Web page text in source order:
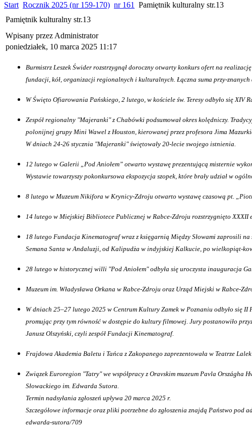
Start Rocznik 2025 (nr 159-170) nr 161
Pamiętnik kulturalny str.13
Pamiętnik kulturalny str.13
Wpisany przez Administrator
poniedziałek, 10 marca 2025 11:17
Burmistrz Leszek Świder rozstrzygnął doroczny otwarty konkurs ofert na
fundacji, kół, organizacji regionalnych i kulturalnych. Łączna suma przy-znanych
W Święto Ofiarowania Pańskiego, 2 lutego, w kościele św. Teresy odbyło się XIV
Zespół regionalny "Majeranki" z Chabówki podsumował okres kolędniczy.
polonijnej grupy Mini Wawel z Houston, kierowanej przez profesora Jima
W dniach 24-26 stycznia "Majeranki" świętowały 20-lecie swojego istnienia.
12 lutego w Galerii „Pod Aniołem” otwarto wystawę prezentującą misternie
Wystawie towarzyszy pokonkursowa ekspozycja szopek, które brały udział w
8 lutego w Muzeum Nikifora w Krynicy-Zdroju otwarto wystawę czasową pt.
14 lutego w Miejskiej Bibliotece Publicznej w Rabce-Zdroju rozstrzygnięto XXXII
18 lutego Fundacja Kinematograf wraz z księgarnią Między Słowami zaprosili na
Semana Santa w Andaluzji, od Kalipudża w indyjskiej Kalkucie, po wielkopiąt-
28 lutego w historycznej willi "Pod Aniołem" odbyła się uroczysta inauguracja
Muzeum im. Władysława Orkana w Rabce-Zdroju oraz Urząd Miejski w Rabce-
W dniach 25–27 lutego 2025 w Centrum Kultury Zamek w Poznaniu odbyło się
promując przy tym równość w dostępie do kultury filmowej. Jury postanowiło
Janusz Olszyński, czyli zespół Fundacji Kinematograf.
Frajdowa Akademia Baletu i Tańca z Zakopanego zaprezentowała w Teatrze
Związek Euroregion "Tatry" we współpracy z Oravskim muzeum Pavla
Słowackiego im. Edwarda Sutora.
Termin nadsyłania zgłoszeń upływa 20 marca 2025 r.
Szczegółowe informacje oraz pliki potrzebne do zgłoszenia znajdą Państwo
edwarda-sutora/709